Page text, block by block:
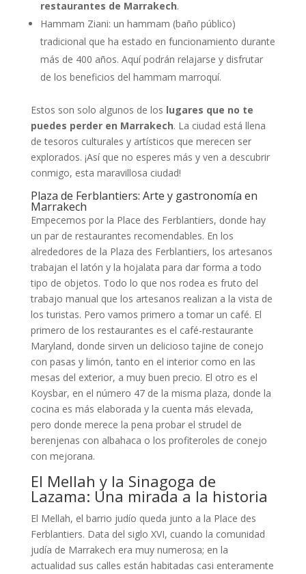
restaurantes de Marrakech.
Hammam Ziani: un hammam (baño público)
tradicional que ha estado en funcionamiento durante
más de 400 años. Aquí podrán relajarse y disfrutar
de los beneficios del hammam marroquí.
Estos son solo algunos de los lugares que no te
puedes perder en Marrakech. La ciudad está llena
de tesoros culturales y artísticos que merecen ser
explorados. ¡Así que no esperes más y ven a descubrir
conmigo, esta maravillosa ciudad!
Plaza de Ferblantiers: Arte y gastronomía en
Marrakech
Empecemos por la Place des Ferblantiers, donde hay
un par de restaurantes recomendables. En los
alrededores de la Plaza des Ferblantiers, los artesanos
trabajan el latón y la hojalata para dar forma a todo
tipo de objetos. Todo lo que nos rodea es fruto del
trabajo manual que los artesanos realizan a la vista de
los turistas. Pero vamos primero a tomar un café. El
primero de los restaurantes es el café-restaurante
Maryland, donde sirven un delicioso tajine de conejo
con pasas y limón, tanto en el interior como en las
mesas del exterior, a muy buen precio. El otro es el
Koysbar, en el número 47 de la misma plaza, donde la
cocina es más elaborada y la cuenta más elevada,
pero donde merece la pena probar el strudel de
berenjenas con albahaca o los profiteroles de conejo
con mejorana.
El Mellah y la Sinagoga de
Lazama: Una mirada a la historia
El Mellah, el barrio judío queda junto a la Place des
Ferblantiers. Data del siglo XVI, cuando la comunidad
judía de Marrakech era muy numerosa; en la
actualidad sus calles están habitadas casi enteramente